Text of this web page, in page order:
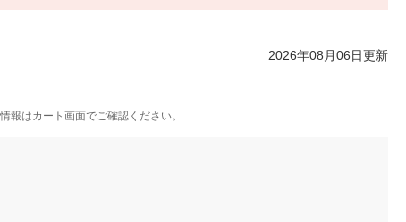
2026年08月06日更新
はカート画面でご確認ください。